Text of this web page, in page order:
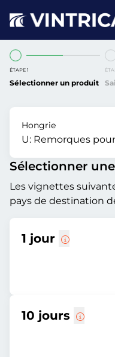
ÉTAPE 1
Sélectionner un produit
Hongrie
U: Remorques
Sélectionner
Les vignettes
pays de destination
1 jour
10 jours